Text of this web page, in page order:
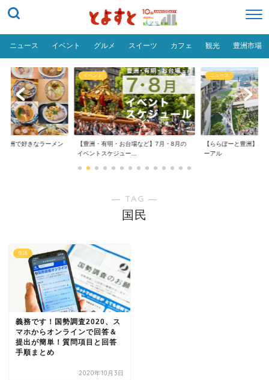
ニュース イベント グルメ スイーツ カフェ 観光 豊洲市場
豊洲で好きなラーメン
イベント
【豊洲・有明・お台場など】7月・8月の
イベントスケジュー...
ニュース
【ららぽーと豊洲】
ーアル
― TAG ―
国民
生活
義務です！国勢調査2020、ス
マホからオンラインで回答＆
提出が簡単！質問項目と回答
手順まとめ
2020年10月3日